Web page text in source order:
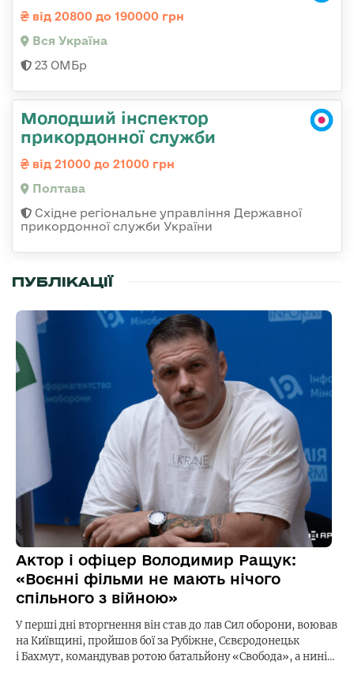
від 20800 до 190000 грн
Вся Україна
23 ОМБр
Молодший інспектор
прикордонної служби
від 21000 до 21000 грн
Полтава
Східне регіональне управління Державної
прикордонної служби України
ПУБЛІКАЦІЇ
Актор і офіцер Володимир Ращук:
«Воєнні фільми не мають нічого
спільного з війною»
У перші дні вторгнення він став до лав Сил оборони, воював
на Київщині, пройшов бої за Рубіжне, Сєвєродонецьк
і Бахмут, командував ротою батальйону «Свобода», а нині…